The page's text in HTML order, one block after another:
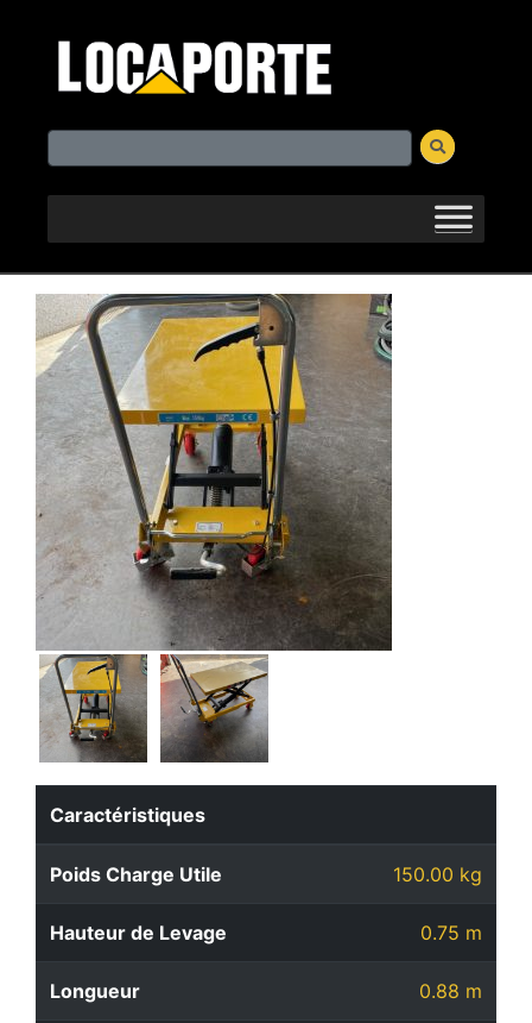
Caractéristiques
Poids Charge Utile 150.00 kg
Hauteur de Levage 0.75 m
Longueur 0.88 m